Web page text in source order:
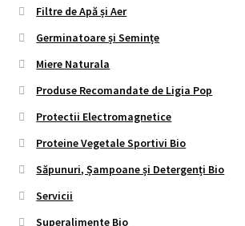
Filtre de Apă și Aer
Germinatoare și Semințe
Miere Naturala
Produse Recomandate de Ligia Pop
Protectii Electromagnetice
Proteine Vegetale Sportivi Bio
Săpunuri, Șampoane și Detergenți Bio
Servicii
Superalimente Bio